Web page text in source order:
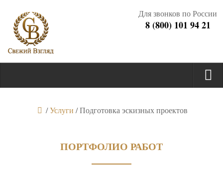
Для звонков по России
8 (800) 101 94 21
/Услуги /Подготовка эскизных проектов
ПОРТФОЛИО РАБОТ